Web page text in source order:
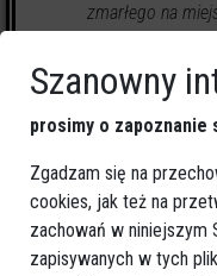
zmarłego na
3
Szanowny
prosimy o
Zgadzam się na
cookies, jak też na
zachowań w niniejszym
zapisywanych w tych